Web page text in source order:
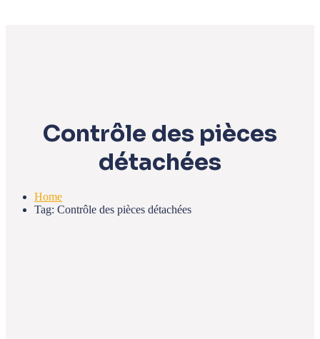
Contrôle des pièces
détachées
Home
Tag: Contrôle des pièces détachées